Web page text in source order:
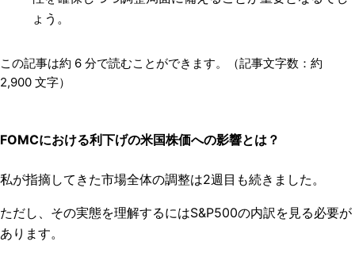
ょう。
この記事は約 6 分で読むことができます。（記事文字数：約
2,900 文字）
FOMCにおける利下げの米国株価への影響とは？​
私が指摘してきた市場全体の調整は2週目も続きました。
ただし、その実態を理解するにはS&P500の内訳を見る必要が
あります。